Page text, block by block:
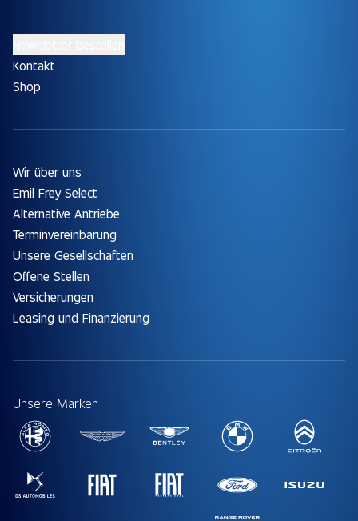
Kontakt
Shop
Wir über uns
Emil Frey Select
Alternative Antriebe
Terminvereinbarung
Unsere Gesellschaften
Offene Stellen
Versicherungen
Leasing und Finanzierung
Unsere Marken